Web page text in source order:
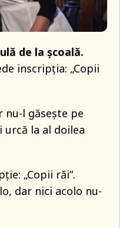
de la școală.
inscripția: „Copii
nu-l găsește pe
urcă la al doilea
„Copii răi”.
dar nici acolo nu-